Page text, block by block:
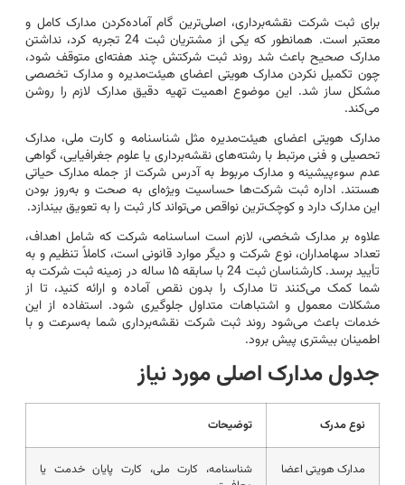
برای ثبت شرکت نقشه‌برداری، اصلی‌ترین گام آماده‌کردن مدارک کامل و
معتبر است. همانطور که یکی از مشتریان ثبت 24 تجربه کرد، نداشتن
مدارک صحیح باعث شد روند ثبت شرکتش چند هفته‌ای متوقف شود،
چون تکمیل نکردن مدارک هویتی اعضای هیئت‌مدیره و مدارک تخصصی
مشکل ساز شد. این موضوع اهمیت تهیه دقیق مدارک لازم را روشن
می‌کند.
مدارک هویتی اعضای هیئت‌مدیره مثل شناسنامه و کارت ملی، مدارک
تحصیلی و فنی مرتبط با رشته‌های نقشه‌برداری یا علوم جغرافیایی، گواهی
عدم سوءپیشینه و مدارک مربوط به آدرس شرکت از جمله مدارک حیاتی
هستند. اداره ثبت شرکت‌ها حساسیت ویژه‌ای به صحت و به‌روز بودن
این مدارک دارد و کوچک‌ترین نواقص می‌تواند کار ثبت را به تعویق بیندازد.
علاوه بر مدارک شخصی، لازم است اساسنامه شرکت که شامل اهداف،
تعداد سهامداران، نوع شرکت و دیگر موارد قانونی است، کاملاً تنظیم و به
تأیید برسد. کارشناسان ثبت 24 با سابقه ۱۵ ساله در زمینه ثبت شرکت به
شما کمک می‌کنند تا مدارک را بدون نقص آماده و ارائه کنید، تا از
مشکلات معمول و اشتباهات متداول جلوگیری شود. استفاده از این
خدمات باعث می‌شود روند ثبت شرکت نقشه‌برداری شما به‌سرعت و با
اطمینان بیشتری پیش برود.
جدول مدارک اصلی مورد نیاز
نوع مدرک توضیحات
مدارک هویتی اعضا
شناسنامه، کارت ملی، کارت پایان خدمت یا